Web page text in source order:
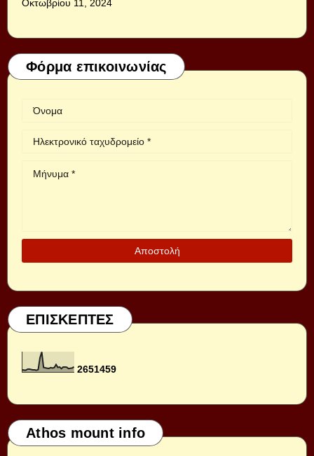
Οκτωβρίου 11, 2024
Φόρμα επικοινωνίας
ΕΠΙΣΚΕΠΤΕΣ
2651459
Athos mount info